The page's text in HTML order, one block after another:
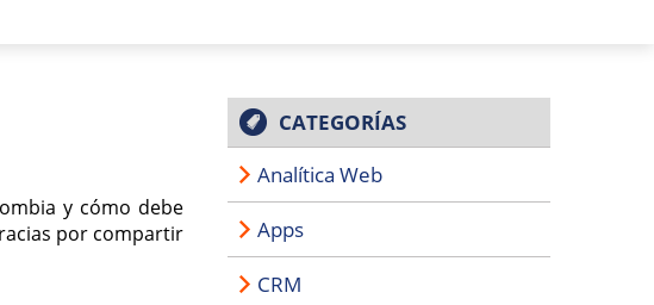
y cómo debe
por compartir
CATEGORÍAS
Analítica Web
Apps
CRM